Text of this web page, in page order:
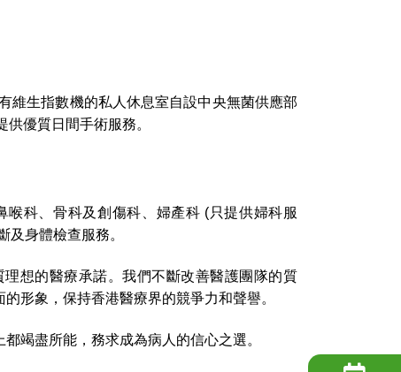
維生指數機的私人休息室自設中央無菌供應部
優質日間手術服務。
科、骨科及創傷科、婦產科 (只提供婦科服
身體檢查服務。
想的醫療承諾。我們不斷改善醫護團隊的質
形象，保持香港醫療界的競爭力和聲譽。
竭盡所能，務求成為病人的信心之選。